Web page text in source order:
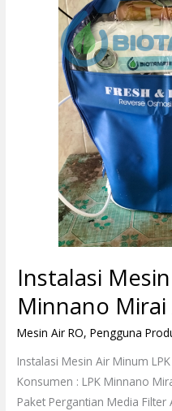
Instalasi
Minnano
Mesin Air RO,Pengguna
Instalasi Mesin Air Minum
Konsumen : LPK Minnano
Paket Pergantian Media
Academy